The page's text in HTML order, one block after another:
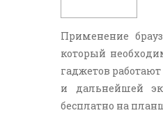
Применение
который
гаджетов
и дальнейшей
бесплатно на